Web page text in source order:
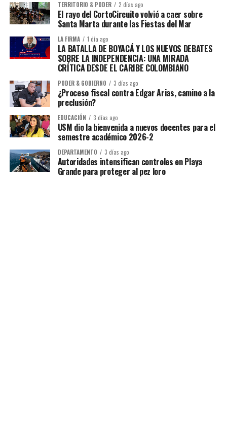
TERRITORIO & PODER 2 días ago
El rayo del CortoCircuito volvió a caer sobre
Santa Marta durante las Fiestas del Mar
LA FIRMA 1 día ago
LA BATALLA DE BOYACÁ Y LOS NUEVOS DEBATES
SOBRE LA INDEPENDENCIA: UNA MIRADA
CRÍTICA DESDE EL CARIBE COLOMBIANO
PODER & GOBIERNO 3 días ago
¿Proceso fiscal contra Edgar Arias, camino a la
preclusión?
EDUCACIÓN 3 días ago
USM dio la bienvenida a nuevos docentes para el
semestre académico 2026-2
DEPARTAMENTO 3 días ago
Autoridades intensifican controles en Playa
Grande para proteger al pez loro